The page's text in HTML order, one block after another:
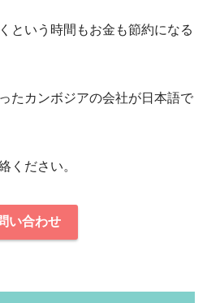
という時間もお金も節約になる
たカンボジアの会社が日本語で
ください。
い合わせ